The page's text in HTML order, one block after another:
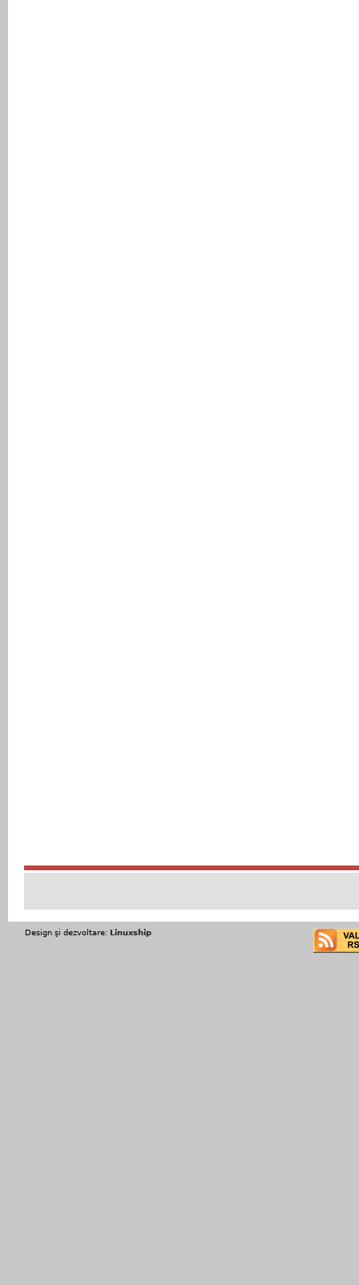
Design şi dezvoltare: Linuxship